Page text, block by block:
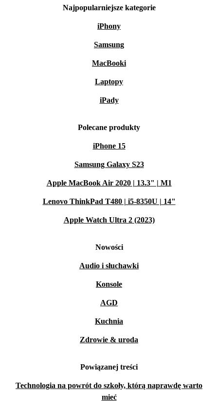
Najpopularniejsze kategorie
iPhony
Samsung
MacBooki
Laptopy
iPady
Polecane produkty
iPhone 15
Samsung Galaxy S23
Apple MacBook Air 2020 | 13.3" | M1
Lenovo ThinkPad T480 | i5-8350U | 14"
Apple Watch Ultra 2 (2023)
Nowości
Audio i słuchawki
Konsole
AGD
Kuchnia
Zdrowie & uroda
Powiązanej treści
Technologia na powrót do szkoły, którą naprawdę warto
mieć